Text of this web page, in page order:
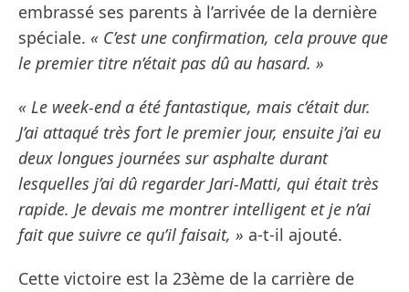
embrassé ses parents à l’arrivée de la dernière
spéciale. « C’est une confirmation, cela prouve que
le premier titre n’était pas dû au hasard. »
« Le week-end a été fantastique, mais c’était dur.
J’ai attaqué très fort le premier jour, ensuite j’ai eu
deux longues journées sur asphalte durant
lesquelles j’ai dû regarder Jari-Matti, qui était très
rapide. Je devais me montrer intelligent et je n’ai
fait que suivre ce qu’il faisait, » a-t-il ajouté.
Cette victoire est la 23ème de la carrière de